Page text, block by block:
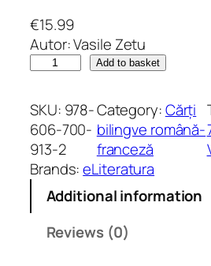
€15.99
Autor: Vasile Zetu
u
a
l
ă
u
Add to basket
SKU: 978-
606-700-
913-2
Category:Cărți
bilingve română-
franceză
Brands:eLiteratura
Additional information
Reviews (0)